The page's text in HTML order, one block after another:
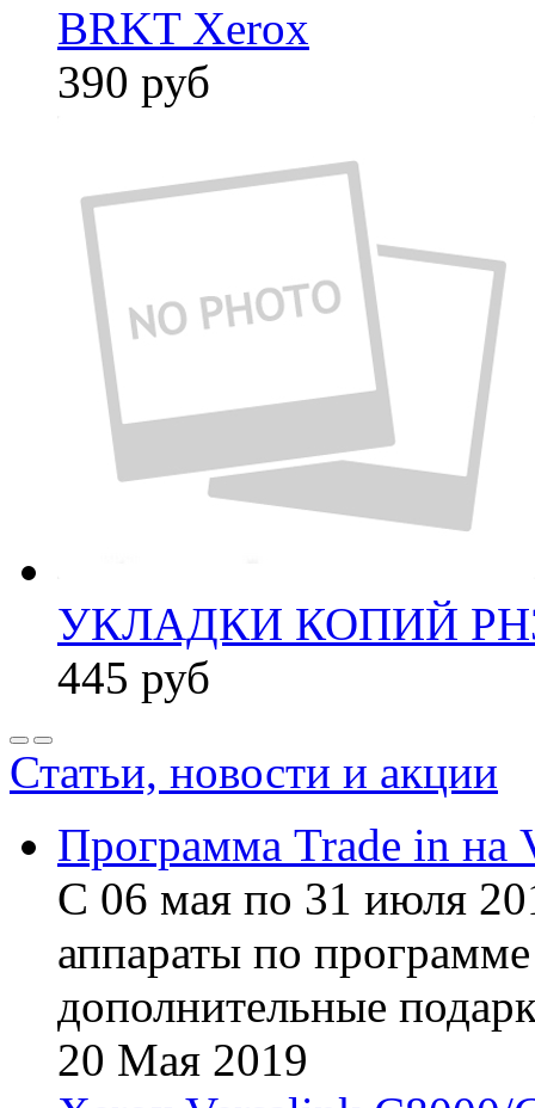
BRKT Xerox
390 руб
УКЛАДКИ КОПИЙ
445 руб
Статьи, новости и акции
Программа Trade in на
С 06 мая по 31 июля
аппараты по
дополнительные
20 Мая 2019